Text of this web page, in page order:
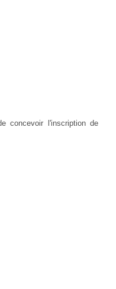
concevoir l'inscription de